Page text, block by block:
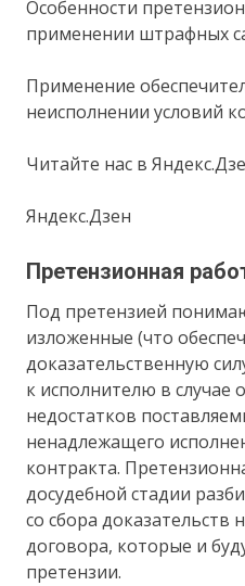
Особенности
применении штрафных
Применение
неисполнении условий
Читайте нас в
Яндекс.Дзен
Претензионная
Под претензией
изложенные (что
доказательственную
к исполнителю в случае
недостатков
ненадлежащего
контракта.
досудебной стадии
со сбора
договора, которые и
претензии.